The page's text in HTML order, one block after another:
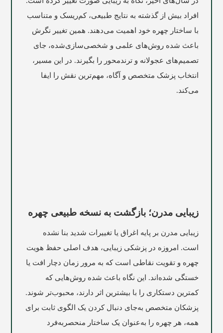
افراد بیش از گذشته به نتایج طبیعی، کم‌ریسک و متناسب
با ساختار چهره خود اهمیت می‌دهند. همین تغییر نگرش
باعث شده روش‌های علمی و شخصی‌سازی‌شده، جای
تصمیم‌های عجولانه و ترندمحور را بگیرند. در این مسیر،
انتخاب پزشک متخصص و آگاه، مهم‌ترین نقش را ایفا
می‌کند.
زیبایی مدرن؛ بازگشت به نسخه طبیعی چهره
زیبایی مدرن بر پایه اغراق یا تغییرات شدید بنا نشده
است. امروزه در پزشکی زیبایی، هدف اصلی حفظ هویت
چهره و تقویت نقاطی است که به مرور زمان دچار افت یا
خستگی شده‌اند. این نگاه باعث شده روش‌هایی که
کمترین دستکاری را با بیشترین اثر دارند، محبوب‌تر شوند.
پزشکان متخصص به‌جای دنبال کردن یک الگوی ثابت برای
همه، هر چهره را به‌عنوان یک ساختار منحصربه‌فرد